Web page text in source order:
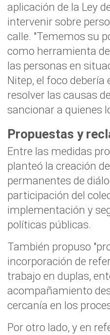
aplicación de la Ley
intervenir sobre
calle. "Tememos su
como herramienta
las personas en
Nitep, el foco debería
resolver las causas
sancionar a quienes
Propuestas y
Entre las medidas
planteó la creación
permanentes de
participación del
implementación y
políticas públicas.
También propuso
incorporación de
trabajo en duplas,
acompañamiento
cercanía en los
Por otro lado, y en